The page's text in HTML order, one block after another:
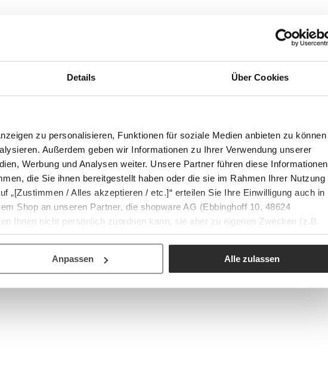
Details Über Cookies
zu personalisieren, Funktionen für soziale Medien anbieten zu können
Außerdem geben wir Informationen zu Ihrer Verwendung unserer
Werbung und Analysen weiter. Unsere Partner führen diese Informationen
die Sie ihnen bereitgestellt haben oder die sie im Rahmen Ihrer Nutzung
„[Zustimmen / Alles akzeptieren / etc.]“ erteilen Sie Ihre Einwilligung auch in
Shop an unseren Partner, die shopware AG (Ebbinghoff 10, 48624
Ihnen nicht persönlich zuordnen kann, sie aber zu eigenen Zwecken (z.B.
verarbeiten darf.
Anpassen Alle zulassen